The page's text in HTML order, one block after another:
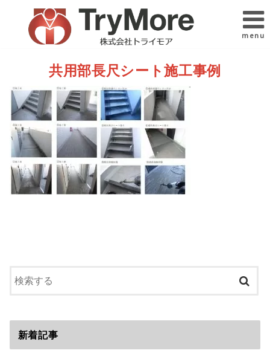
menu
共用部長尺シート施工事例
新着記事